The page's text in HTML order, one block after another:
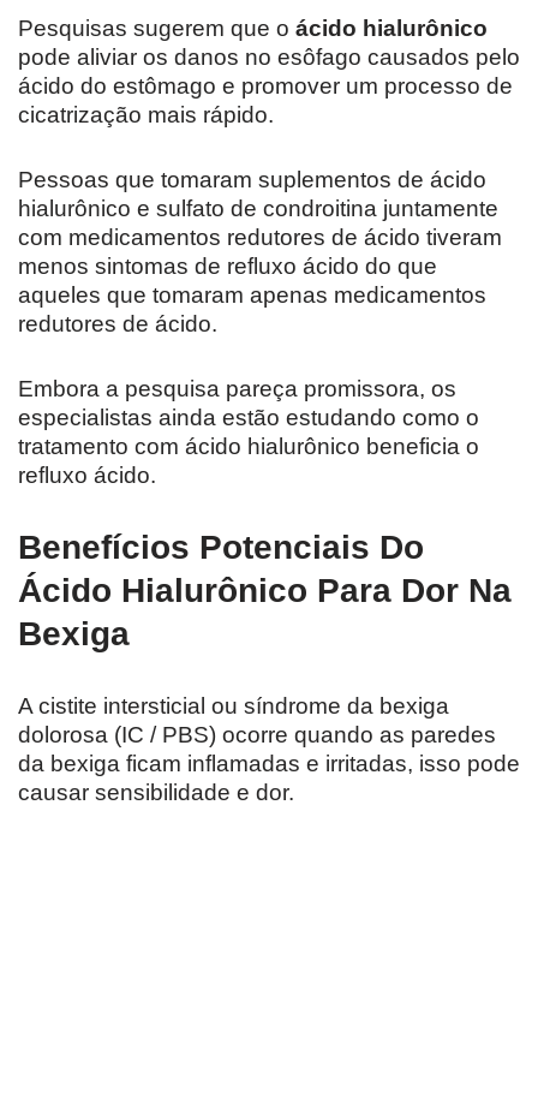
Pesquisas sugerem que o ácido hialurônico
pode aliviar os danos no esôfago causados ​​​​pelo
ácido do estômago e promover um processo de
cicatrização mais rápido.
Pessoas que tomaram suplementos de ácido
hialurônico e sulfato de condroitina juntamente
com medicamentos redutores de ácido tiveram
menos sintomas de refluxo ácido do que
aqueles que tomaram apenas medicamentos
redutores de ácido.
Embora a pesquisa pareça promissora, os
especialistas ainda estão estudando como o
tratamento com ácido hialurônico beneficia o
refluxo ácido.
Benefícios Potenciais Do
Ácido Hialurônico Para Dor Na
Bexiga
A cistite intersticial ou síndrome da bexiga
dolorosa (IC / PBS) ocorre quando as paredes
da bexiga ficam inflamadas e irritadas, isso pode
causar sensibilidade e dor.